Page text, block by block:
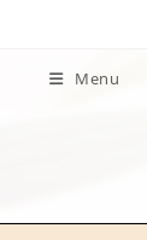
Menu